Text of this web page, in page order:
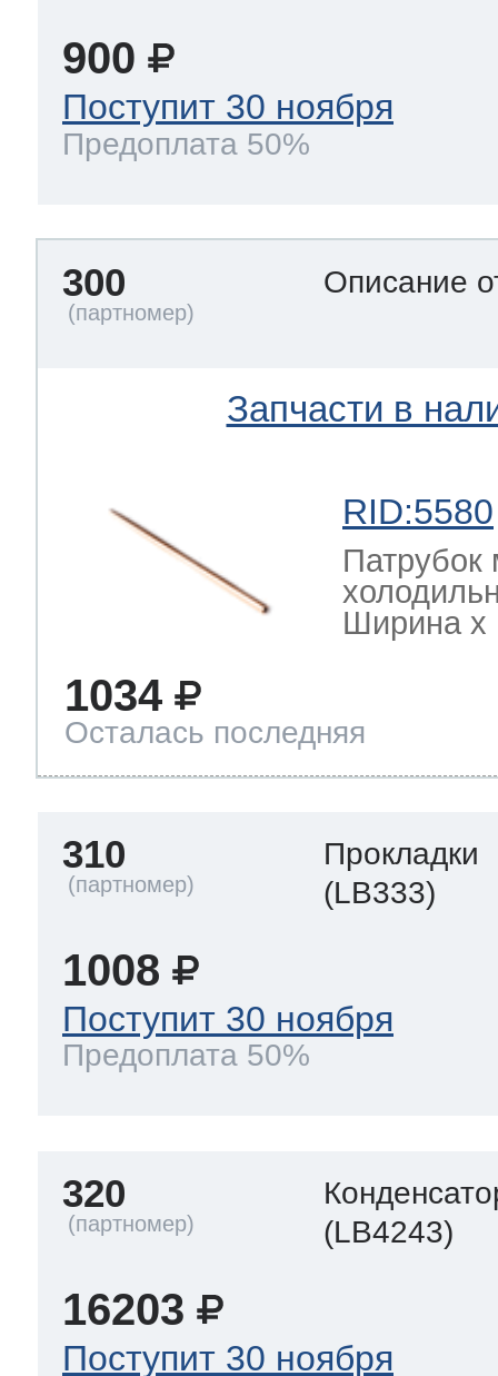
900
Поступит 30 ноября
Предоплата 50%
300 Описание
Запчасти в
RID:5580
Патрубок
Ширина х
1034
Осталась последняя
310
Прокладки
(LB333)
1008
Поступит 30 ноября
Предоплата 50%
320
(LB4243)
16203
Поступит 30 ноября